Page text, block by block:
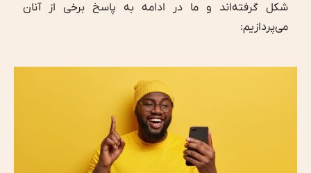
شکل گرفته‌اند و ما در ادامه به پاسخ برخی از آنان
می‌پردازیم: